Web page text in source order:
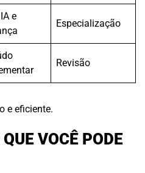
e
Especialização
Revisão
e eficiente.
VOCÊ PODE